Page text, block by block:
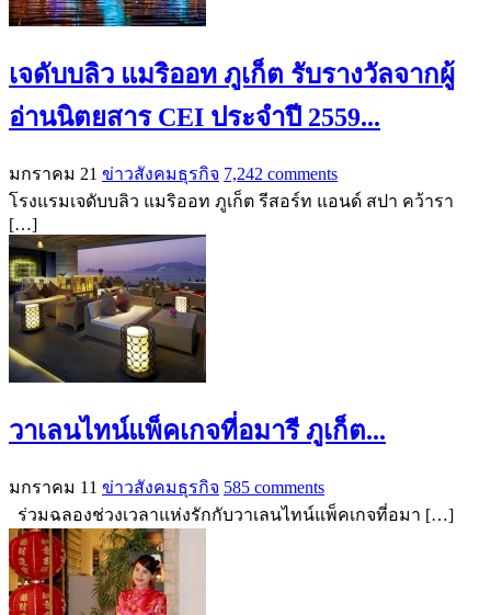
เจดับบลิว แมริออท ภูเก็ต รับรางวัลจากผู้
อ่านนิตยสาร CEI ประจำปี 2559...
มกราคม 21 ข่าวสังคมธุรกิจ 7,242 comments
โรงแรมเจดับบลิว แมริออท ภูเก็ต รีสอร์ท แอนด์ สปา คว้ารา
[…]
วาเลนไทน์แพ็คเกจที่อมารี ภูเก็ต...
มกราคม 11 ข่าวสังคมธุรกิจ 585 comments
ร่วมฉลองช่วงเวลาแห่งรักกับวาเลนไทน์แพ็คเกจที่อมา […]